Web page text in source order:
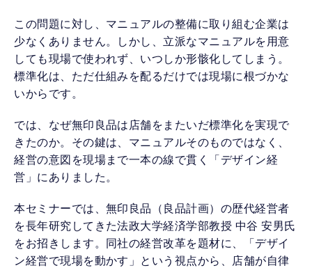
この問題に対し、マニュアルの整備に取り組む企業は
少なくありません。しかし、立派なマニュアルを用意
しても現場で使われず、いつしか形骸化してしまう。
標準化は、ただ仕組みを配るだけでは現場に根づかな
いからです。
では、なぜ無印良品は店舗をまたいだ標準化を実現で
きたのか。その鍵は、マニュアルそのものではなく、
経営の意図を現場まで一本の線で貫く「デザイン経
営」にありました。
本セミナーでは、無印良品（良品計画）の歴代経営者
を長年研究してきた法政大学経済学部教授 中谷 安男氏
をお招きします。同社の経営改革を題材に、「デザイ
ン経営で現場を動かす」という視点から、店舗が自律